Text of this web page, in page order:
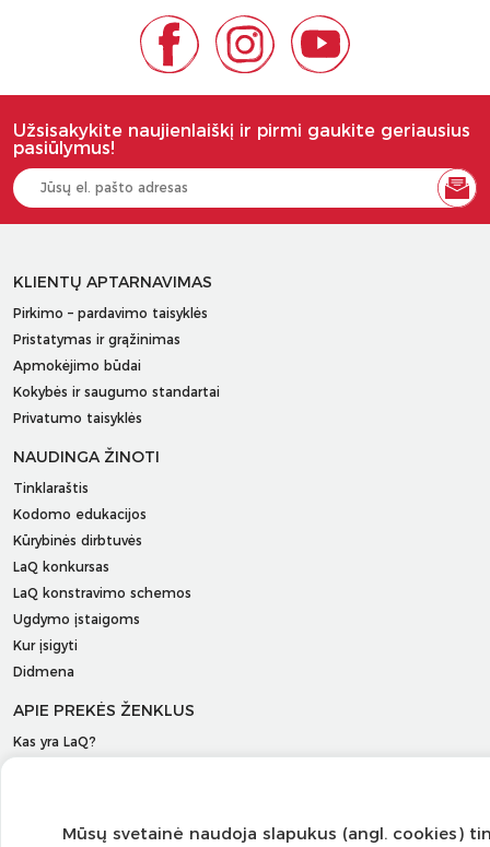
Užsisakykite naujienlaiškį ir pirmi gaukite geriausius
pasiūlymus!
KLIENTŲ APTARNAVIMAS
Pirkimo – pardavimo taisyklės
Pristatymas ir grąžinimas
Apmokėjimo būdai
Kokybės ir saugumo standartai
Privatumo taisyklės
NAUDINGA ŽINOTI
Tinklaraštis
Kodomo edukacijos
Kūrybinės dirbtuvės
LaQ konkursas
LaQ konstravimo schemos
Ugdymo įstaigoms
Kur įsigyti
Didmena
APIE PREKĖS ŽENKLUS
Kas yra LaQ?
Mūsų svetainė naudoja slapukus (angl. cookies)